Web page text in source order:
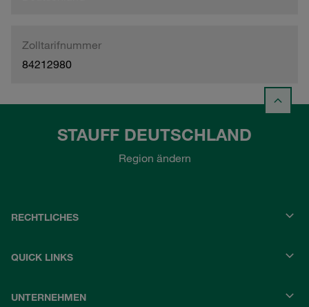
Zolltarifnummer
84212980
STAUFF DEUTSCHLAND
Region ändern
RECHTLICHES
QUICK LINKS
UNTERNEHMEN